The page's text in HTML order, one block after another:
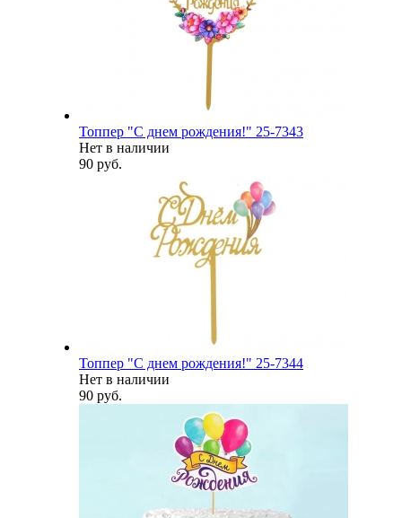
Топпер "С днем рождения!" 25-7343
Нет в наличии
90 руб.
Топпер "С днем рождения!" 25-7344
Нет в наличии
90 руб.